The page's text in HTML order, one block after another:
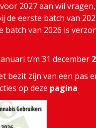
2027 aan wil
de eerste batch van
batch van 2026 is
t/m 31 december
bezit zijn van een pas
op deze pagina